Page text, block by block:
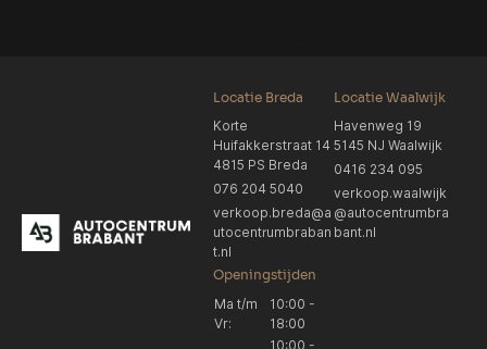
Locatie Breda
Korte
Huifakkerstraat 14
4815 PS Breda
076 204 5040
verkoop.breda@a
utocentrumbraban
t.nl
Locatie Waalwijk
Havenweg 19
5145 NJ Waalwijk
0416 234 095
verkoop.waalwijk
@autocentrumbra
bant.nl
Openingstijden
Ma t/m
Vr:
10:00 -
18:00
10:00 -